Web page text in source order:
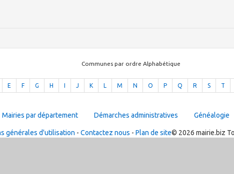
Communes par ordre Alphabétique
E F G H I J K L M N O P Q R S T
Mairies par département Démarches administratives Généalogie
générales d'utilisation - Contactez nous - Plan de site© 2026 mairie.biz